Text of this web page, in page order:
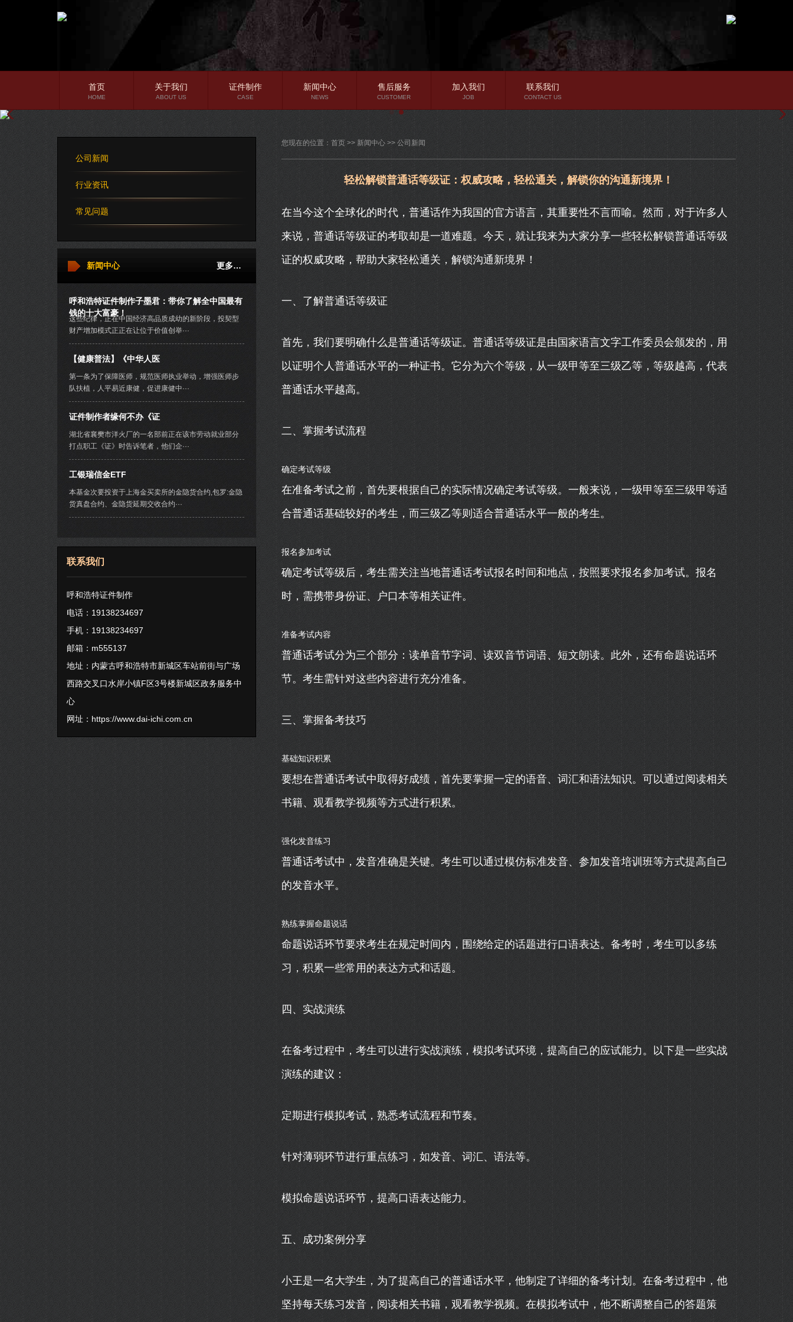
行业资讯
常见问题
首页
HOME
关于我们
ABOUT US
证件制作
CASE
新闻中心
NEWS
售后服务
CUSTOMER
加入我们
JOB
联系我们
CONTACT US
公司新闻
行业资讯
常见问题
更多…
新闻中心
呼和浩特证件制作子墨君：带你了解全中国最有
钱的十大富豪！
这些纪律，正在中国经济高品质成幼的新阶段，投契型
财产增加模式正正在让位于价值创举···
【健康普法】《中华人医
第一条为了保障医师，规范医师执业举动，增强医师步
队扶植，人平易近康健，促进康健中···
证件制作者缘何不办《证
湖北省襄樊市洋火厂的一名部前正在该市劳动就业部分
打点职工《证》时告诉笔者，他们企···
工银瑞信金ETF
本基金次要投资于上海金买卖所的金隐货合约,包罗:金隐
货真盘合约、金隐货延期交收合约···
联系我们
呼和浩特证件制作
电话：19138234697
手机：19138234697
邮箱：m555137
地址：内蒙古呼和浩特市新城区车站前街与广场
西路交叉口水岸小镇F区3号楼新城区政务服务中
心
网址： https://www.dai-ichi.com.cn
您现在的位置： 首页 >> 新闻中心 >> 公司新闻
轻松解锁普通话等级证：权威攻略，轻松通关，解锁你的沟通新境界！
在当今这个全球化的时代，普通话作为我国的官方语言，其重要性不言而喻。然而，对于许多人
来说，普通话等级证的考取却是一道难题。今天，就让我来为大家分享一些轻松解锁普通话等级
证的权威攻略，帮助大家轻松通关，解锁沟通新境界！
一、了解普通话等级证
首先，我们要明确什么是普通话等级证。普通话等级证是由国家语言文字工作委员会颁发的，用
以证明个人普通话水平的一种证书。它分为六个等级，从一级甲等至三级乙等，等级越高，代表
普通话水平越高。
二、掌握考试流程
确定考试等级
在准备考试之前，首先要根据自己的实际情况确定考试等级。一般来说，一级甲等至三级甲等适
合普通话基础较好的考生，而三级乙等则适合普通话水平一般的考生。
报名参加考试
确定考试等级后，考生需关注当地普通话考试报名时间和地点，按照要求报名参加考试。报名
时，需携带身份证、户口本等相关证件。
准备考试内容
普通话考试分为三个部分：读单音节字词、读双音节词语、短文朗读。此外，还有命题说话环
节。考生需针对这些内容进行充分准备。
三、掌握备考技巧
基础知识积累
要想在普通话考试中取得好成绩，首先要掌握一定的语音、词汇和语法知识。可以通过阅读相关
书籍、观看教学视频等方式进行积累。
强化发音练习
普通话考试中，发音准确是关键。考生可以通过模仿标准发音、参加发音培训班等方式提高自己
的发音水平。
熟练掌握命题说话
命题说话环节要求考生在规定时间内，围绕给定的话题进行口语表达。备考时，考生可以多练
习，积累一些常用的表达方式和话题。
四、实战演练
在备考过程中，考生可以进行实战演练，模拟考试环境，提高自己的应试能力。以下是一些实战
演练的建议：
定期进行模拟考试，熟悉考试流程和节奏。
针对薄弱环节进行重点练习，如发音、词汇、语法等。
模拟命题说话环节，提高口语表达能力。
五、成功案例分享
小王是一名大学生，为了提高自己的普通话水平，他制定了详细的备考计划。在备考过程中，他
坚持每天练习发音，阅读相关书籍，观看教学视频。在模拟考试中，他不断调整自己的答题策